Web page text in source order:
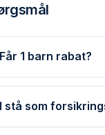
Får 1 barn rabat?
stå som